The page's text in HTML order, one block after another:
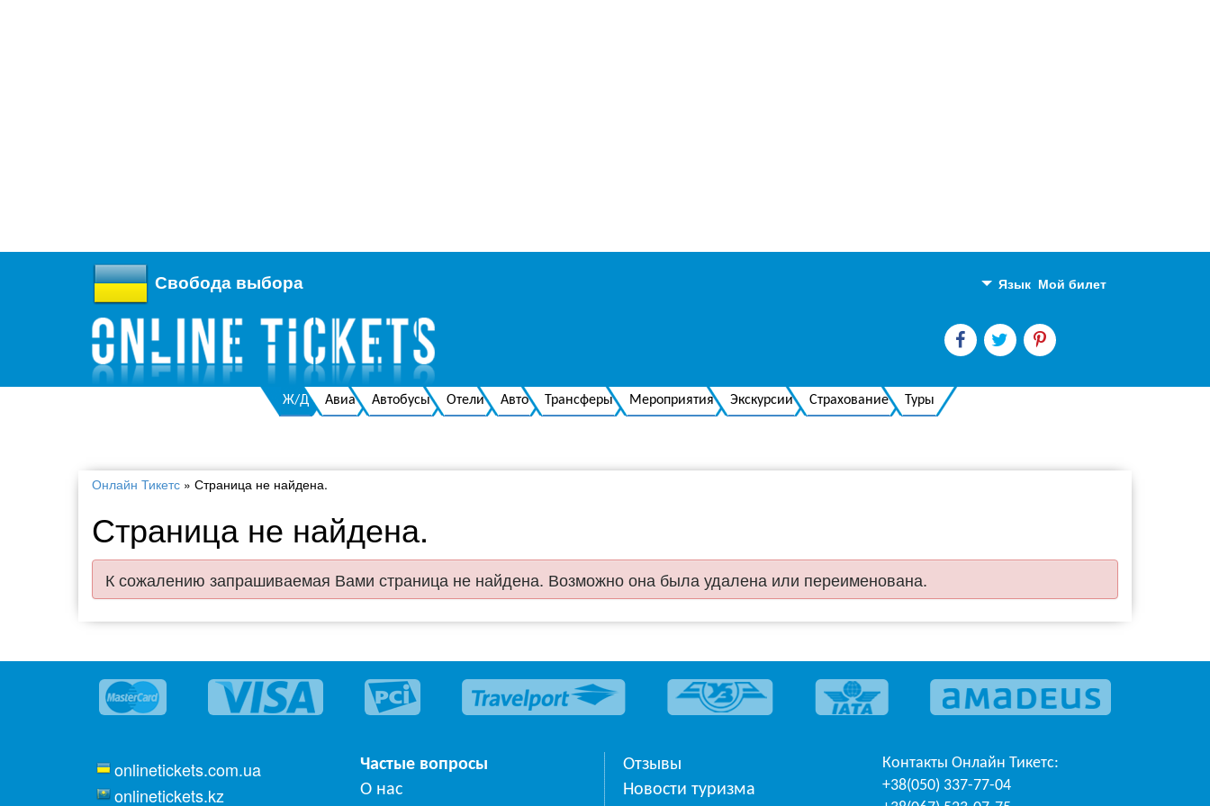
Мой билет
Язык
Английский
Свобода выбора
Ж/Д Авиа Автобусы Отели Авто Трансферы Мероприятия Экскурсии Страхование Туры
Онлайн Тикетс » Страница не найдена.
Страница не найдена.
К сожалению запрашиваемая Вами страница не найдена. Возможно она была удалена или переименована.
onlinetickets.com.ua
onlinetickets.kz
Частые вопросы
О нас
Отзывы
Новости туризма
Контакты Онлайн Тикетс:
+38(050) 337-77-04